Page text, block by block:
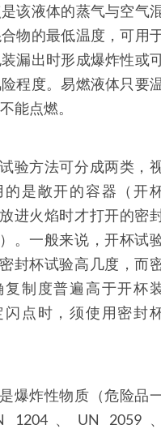
该液体的蒸气与空气
物的最低温度，可用
漏出时形成爆炸性或
程度。易燃液体只要
能点燃。
验方法可分成两类，
是敞开的容器（开
进火焰时才打开的密
。一般来说，开杯试
封杯试验高几度，而
制度普遍高于开杯
点时，须使用密封
爆炸性物质（危险品
1204、UN 2059